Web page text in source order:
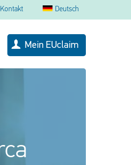
Kontakt Deutsch
Mein EUclaim